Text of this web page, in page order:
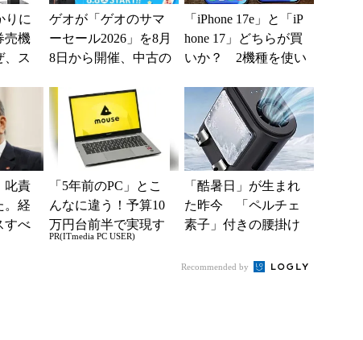
りに
売機
ス
を実
ゲオが「ゲオのサマ
ーセール2026」を8月
8日から開催、中古の
得に
「iPhone 17e」と「iP
hone 17」どちらが買
いか？ 2機種を使い
叱責
。経
すべ
「5年前のPC」とこ
んなに違う！予算10
万円台前半で実現す
る快適PCライフ
PR(ITmedia PC USER)
「酷暑日」が生まれ
た昨今 「ペルチェ
素子」付きの腰掛け
る？
Recommended by